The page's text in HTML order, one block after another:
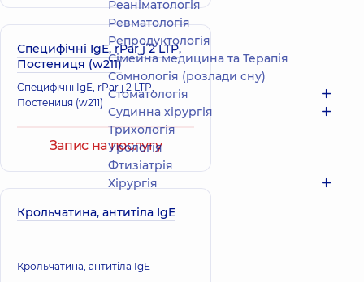
Специфічні IgE, rPar j 2 LTP,
Постениця (w211)
Специфічні IgE, rPar j 2 LTP,
Постениця (w211)
Запис на послугу
Крольчатина, антитіла IgE
Крольчатина, антитіла IgE
Реаніматологія
Ревматологія
Репродуктологія
Сімейна медицина та Терапія
Сомнологія (розлади сну)
Стоматологія
Судинна хірургія
Трихологія
Урологія
Фтизіатрія
Хірургія